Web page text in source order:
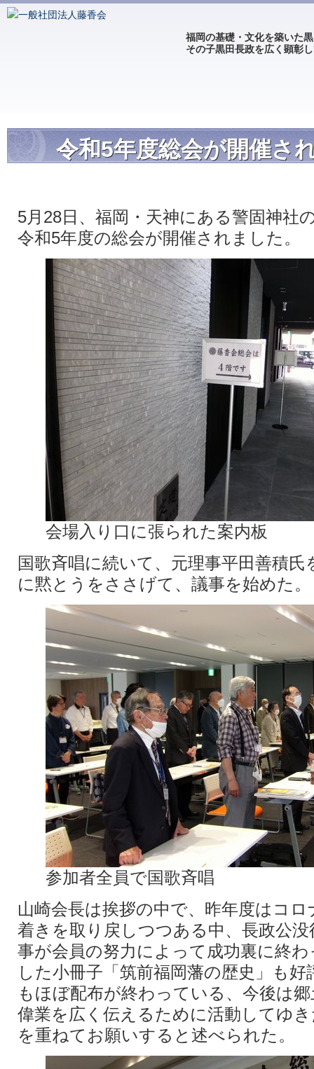
福岡の基礎・文化を築いた
その子黒田長政を広く顕彰
令和5年度総会が開催さ
5月28日、福岡・天神にある警固神社
令和5年度の総会が開催されました。
会場入り口に張られた案内板
国歌斉唱に続いて、元理事平田善積
に黙とうをささげて、議事を始めた。
参加者全員で国歌斉唱
山崎会長は挨拶の中で、昨年度はコ
着きを取り戻しつつある中、長政公
事が会員の努力によって成功裏に終
した小冊子「筑前福岡藩の歴史」も
もほぼ配布が終わっている、今後は
偉業を広く伝えるために活動してゆ
を重ねてお願いすると述べられた。